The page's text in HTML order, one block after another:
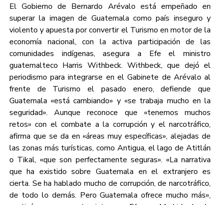
El Gobierno de Bernardo Arévalo está empeñado en
superar la imagen de Guatemala como país inseguro y
violento y apuesta por convertir el Turismo en motor de la
economía nacional, con la activa participación de las
comunidades indígenas, asegura a Efe el ministro
guatemalteco Harris Withbeck. Withbeck, que dejó el
periodismo para integrarse en el Gabinete de Arévalo al
frente de Turismo el pasado enero, defiende que
Guatemala «está cambiando» y «se trabaja mucho en la
seguridad». Aunque reconoce que «tenemos muchos
retos» con el combate a la corrupción y el narcotráfico,
afirma que se da en «áreas muy específicas», alejadas de
las zonas más turísticas, como Antigua, el lago de Atitlán
o Tikal, «que son perfectamente seguras». «La narrativa
que ha existido sobre Guatemala en el extranjero es
cierta. Se ha hablado mucho de corrupción, de narcotráfico,
de todo lo demás. Pero Guatemala ofrece mucho más»,